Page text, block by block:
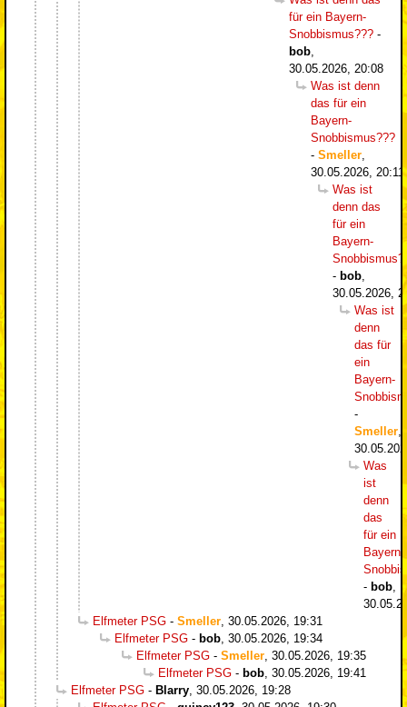
für ein Bayern-
Snobbismus??? -
bob
30.05.2026, 20:08
Was ist denn
das für ein
Bayern-
Snobbismus???
- Smeller
30.05.2026, 20:11
Was ist
denn das
für ein
Bayern-
- bob
30.05.2026,
Was ist
denn
das für
ein
Bayern-
-
Smeller
Was
ist
denn
das
für ein
Bayern-
- bob
Elfmeter PSG - Smeller 30.05.2026, 19:31
Elfmeter PSG - bob 30.05.2026, 19:34
Elfmeter PSG - Smeller 30.05.2026, 19:35
Elfmeter PSG - bob 30.05.2026, 19:41
Elfmeter PSG - Blarry 30.05.2026, 19:28